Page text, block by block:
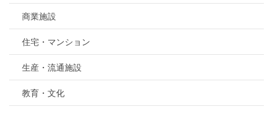
商業施設
住宅・マンション
生産・流通施設
教育・文化